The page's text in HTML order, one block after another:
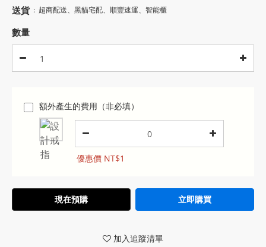
送貨 : 超商配送、黑貓宅配、順豐速運、智能櫃
數量
額外產生的費用（非必填）
優惠價 NT$1
現在預購 立即購買
加入追蹤清單